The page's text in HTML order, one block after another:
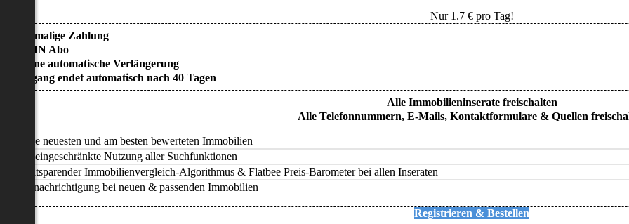
Nur 1.7€ pro Tag!
• Einmalige Zahlung
• KEIN Abo
• Keine automatische Verlängerung
• Zugang endet automatisch nach 40 Tagen
Alle Immobilieninserate freischalten
Alle Telefonnummern, E-Mails, Kontaktformulare & Quellen
Alle neuesten und am besten bewerteten Immobilien
Uneingeschränkte Nutzung aller Suchfunktionen
Zeitsparender Immobilienvergleich-Algorithmus & Flatbee Preis-Barometer bei allen Inseraten
Benachrichtigung bei neuen & passenden Immobilien
Registrieren & Bestellen